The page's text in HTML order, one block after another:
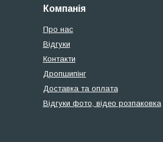
Компанія
Про нас
Відгуки
Контакти
Дропшипінг
Доставка та оплата
Відгуки фото, відео розпаковка